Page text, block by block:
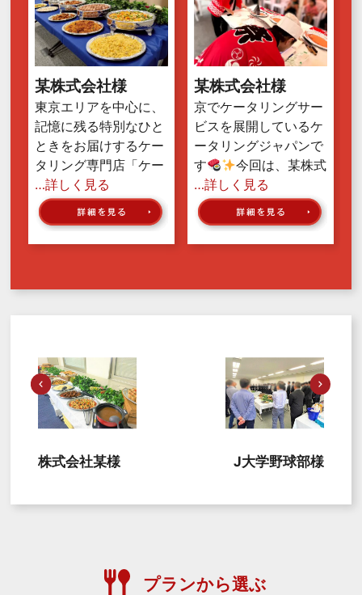
某株式会社様
東京エリアを中心に、
記憶に残る特別なひと
ときをお届けするケー
タリング専門店「ケー
…詳しく見る
某株式会社様
京でケータリングサー
ビスを展開しているケ
ータリングジャパンで
す
今回は、某株式
…詳しく見る
株式会社某様 J大学野球部様
プランから選ぶ